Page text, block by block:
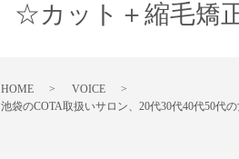
☆カット＋縮毛矯
HOME
VOICE
池袋のCOTA取扱いサロン、20代30代40代50